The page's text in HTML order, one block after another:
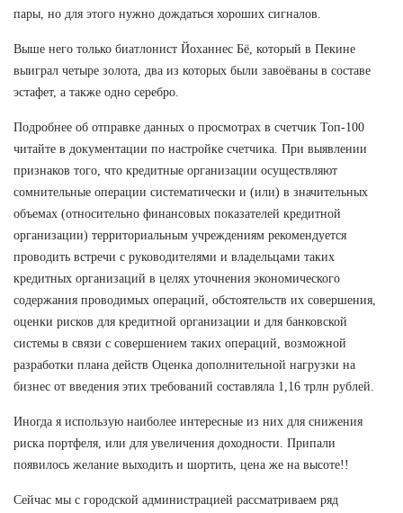
пары, но для этого нужно дождаться хороших сигналов.
Выше него только биатлонист Йоханнес Бё, который в Пекине
выиграл четыре золота, два из которых были завоёваны в составе
эстафет, а также одно серебро.
Подробнее об отправке данных о просмотрах в счетчик Топ-100
читайте в документации по настройке счетчика. При выявлении
признаков того, что кредитные организации осуществляют
сомнительные операции систематически и (или) в значительных
объемах (относительно финансовых показателей кредитной
организации) территориальным учреждениям рекомендуется
проводить встречи с руководителями и владельцами таких
кредитных организаций в целях уточнения экономического
содержания проводимых операций, обстоятельств их совершения,
оценки рисков для кредитной организации и для банковской
системы в связи с совершением таких операций, возможной
разработки плана действ Оценка дополнительной нагрузки на
бизнес от введения этих требований составляла 1,16 трлн рублей.
Иногда я использую наиболее интересные из них для снижения
риска портфеля, или для увеличения доходности. Припали
появилось желание выходить и шортить, цена же на высоте!!
Сейчас мы с городской администрацией рассматриваем ряд